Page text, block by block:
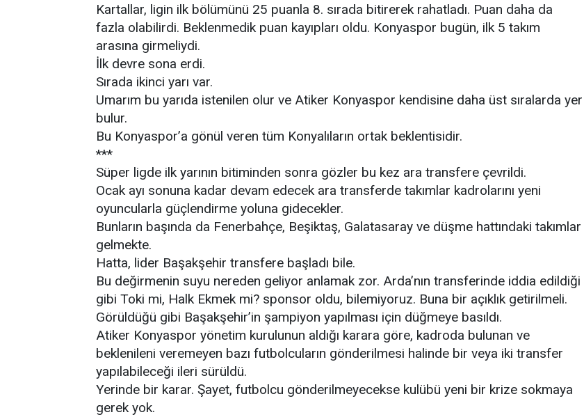
Kartallar, ligin ilk bölümünü 25 puanla 8. sırada bitirerek rahatladı. Puan daha da
fazla olabilirdi. Beklenmedik puan kayıpları oldu. Konyaspor bugün, ilk 5 takım
arasına girmeliydi.
İlk devre sona erdi.
Sırada ikinci yarı var.
Umarım bu yarıda istenilen olur ve Atiker Konyaspor kendisine daha üst sıralarda yer
bulur.
Bu Konyaspor’a gönül veren tüm Konyalıların ortak beklentisidir.
***
Süper ligde ilk yarının bitiminden sonra gözler bu kez ara transfere çevrildi.
Ocak ayı sonuna kadar devam edecek ara transferde takımlar kadrolarını yeni
oyuncularla güçlendirme yoluna gidecekler.
Bunların başında da Fenerbahçe, Beşiktaş, Galatasaray ve düşme hattındaki takımlar
gelmekte.
Hatta, lider Başakşehir transfere başladı bile.
Bu değirmenin suyu nereden geliyor anlamak zor. Arda’nın transferinde iddia edildiği
gibi Toki mi, Halk Ekmek mi? sponsor oldu, bilemiyoruz. Buna bir açıklık getirilmeli.
Görüldüğü gibi Başakşehir’in şampiyon yapılması için düğmeye basıldı.
Atiker Konyaspor yönetim kurulunun aldığı karara göre, kadroda bulunan ve
beklenileni veremeyen bazı futbolcuların gönderilmesi halinde bir veya iki transfer
yapılabileceği ileri sürüldü.
Yerinde bir karar. Şayet, futbolcu gönderilmeyecekse kulübü yeni bir krize sokmaya
gerek yok.